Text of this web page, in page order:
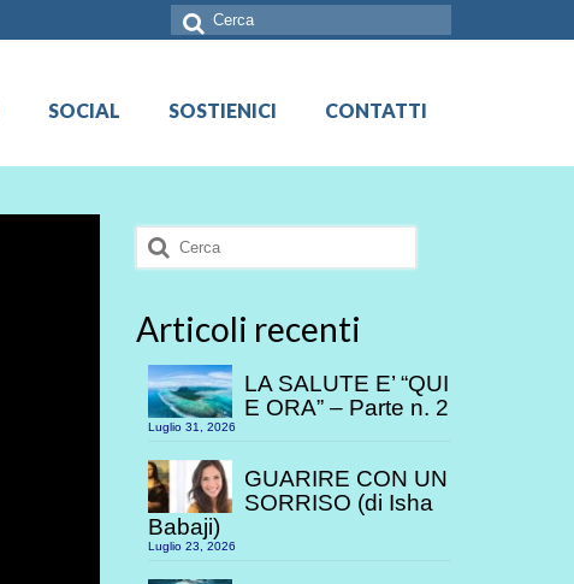
Cerca:
SOCIAL SOSTIENICI CONTATTI
Cerca:
Articoli recenti
LA SALUTE E’ “QUI
E ORA” – Parte n. 2
Luglio 31, 2026
GUARIRE CON UN
SORRISO (di Isha
Babaji)
Luglio 23, 2026